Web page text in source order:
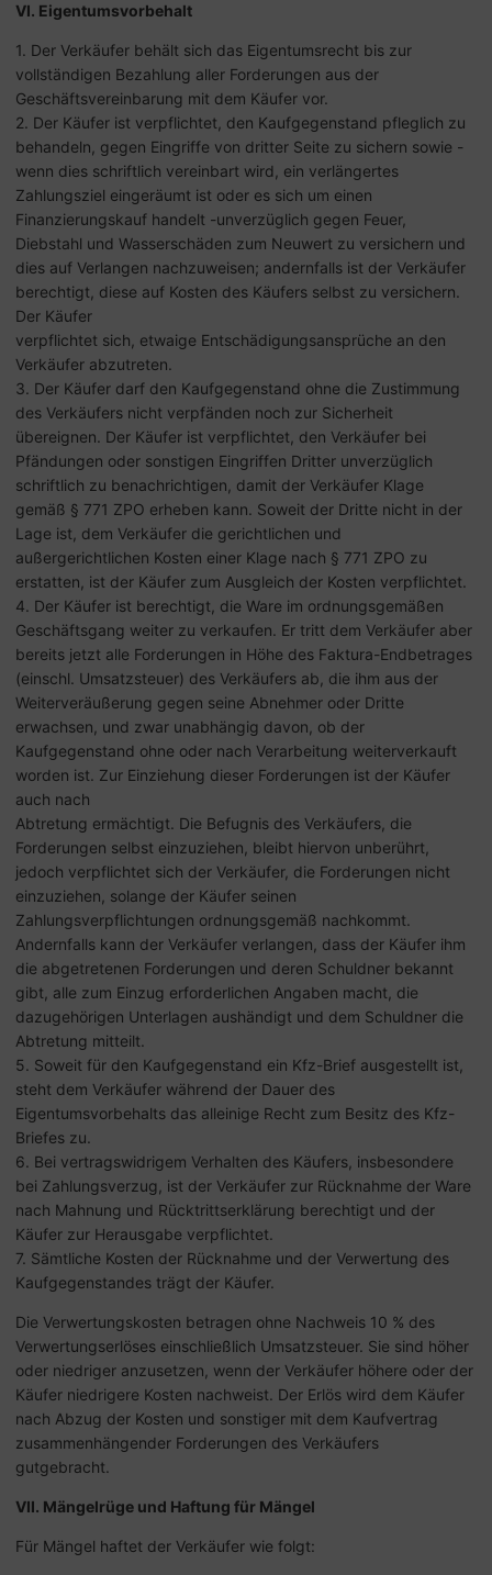
VI. Eigentumsvorbehalt
1. Der Verkäufer behält sich das Eigentumsrecht bis zur
vollständigen Bezahlung aller Forderungen aus der
Geschäftsvereinbarung mit dem Käufer vor.
2. Der Käufer ist verpflichtet, den Kaufgegenstand pfleglich zu
behandeln, gegen Eingriffe von dritter Seite zu sichern sowie -
wenn dies schriftlich vereinbart wird, ein verlängertes
Zahlungsziel eingeräumt ist oder es sich um einen
Finanzierungskauf handelt -unverzüglich gegen Feuer,
Diebstahl und Wasserschäden zum Neuwert zu versichern und
dies auf Verlangen nachzuweisen; andernfalls ist der Verkäufer
berechtigt, diese auf Kosten des Käufers selbst zu versichern.
Der Käufer
verpflichtet sich, etwaige Entschädigungsansprüche an den
Verkäufer abzutreten.
3. Der Käufer darf den Kaufgegenstand ohne die Zustimmung
des Verkäufers nicht verpfänden noch zur Sicherheit
übereignen. Der Käufer ist verpflichtet, den Verkäufer bei
Pfändungen oder sonstigen Eingriffen Dritter unverzüglich
schriftlich zu benachrichtigen, damit der Verkäufer Klage
gemäß § 771 ZPO erheben kann. Soweit der Dritte nicht in der
Lage ist, dem Verkäufer die gerichtlichen und
außergerichtlichen Kosten einer Klage nach § 771 ZPO zu
erstatten, ist der Käufer zum Ausgleich der Kosten verpflichtet.
4. Der Käufer ist berechtigt, die Ware im ordnungsgemäßen
Geschäftsgang weiter zu verkaufen. Er tritt dem Verkäufer aber
bereits jetzt alle Forderungen in Höhe des Faktura-Endbetrages
(einschl. Umsatzsteuer) des Verkäufers ab, die ihm aus der
Weiterveräußerung gegen seine Abnehmer oder Dritte
erwachsen, und zwar unabhängig davon, ob der
Kaufgegenstand ohne oder nach Verarbeitung weiterverkauft
worden ist. Zur Einziehung dieser Forderungen ist der Käufer
auch nach
Abtretung ermächtigt. Die Befugnis des Verkäufers, die
Forderungen selbst einzuziehen, bleibt hiervon unberührt,
jedoch verpflichtet sich der Verkäufer, die Forderungen nicht
einzuziehen, solange der Käufer seinen
Zahlungsverpflichtungen ordnungsgemäß nachkommt.
Andernfalls kann der Verkäufer verlangen, dass der Käufer ihm
die abgetretenen Forderungen und deren Schuldner bekannt
gibt, alle zum Einzug erforderlichen Angaben macht, die
dazugehörigen Unterlagen aushändigt und dem Schuldner die
Abtretung mitteilt.
5. Soweit für den Kaufgegenstand ein Kfz-Brief ausgestellt ist,
steht dem Verkäufer während der Dauer des
Eigentumsvorbehalts das alleinige Recht zum Besitz des Kfz-
Briefes zu.
6. Bei vertragswidrigem Verhalten des Käufers, insbesondere
bei Zahlungsverzug, ist der Verkäufer zur Rücknahme der Ware
nach Mahnung und Rücktrittserklärung berechtigt und der
Käufer zur Herausgabe verpflichtet.
7. Sämtliche Kosten der Rücknahme und der Verwertung des
Kaufgegenstandes trägt der Käufer.
Die Verwertungskosten betragen ohne Nachweis 10 % des
Verwertungserlöses einschließlich Umsatzsteuer. Sie sind höher
oder niedriger anzusetzen, wenn der Verkäufer höhere oder der
Käufer niedrigere Kosten nachweist. Der Erlös wird dem Käufer
nach Abzug der Kosten und sonstiger mit dem Kaufvertrag
zusammenhängender Forderungen des Verkäufers
gutgebracht.
VII. Mängelrüge und Haftung für Mängel
Für Mängel haftet der Verkäufer wie folgt: